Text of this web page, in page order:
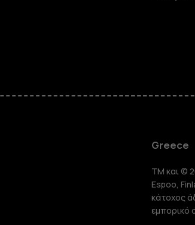
Greece
TM και ©
Espoo,
κάτοχος
εμπορικό